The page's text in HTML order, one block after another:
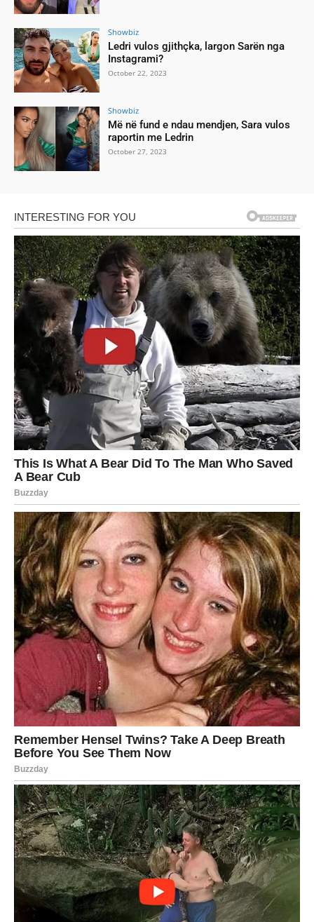
Showbiz
Ledri vulos gjithçka, largon Sarën nga
Instagrami?
October 22, 2023
Showbiz
Më në fund e ndau mendjen, Sara vulos
raportin me Ledrin
October 27, 2023